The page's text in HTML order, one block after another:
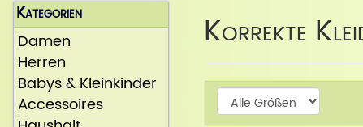
Korrekte
Weiter
Kategorien
Damen
Herren
Babys & Kleinkinder
Accessoires